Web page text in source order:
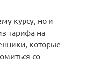
курсу, но и
тарифа на
которые
со